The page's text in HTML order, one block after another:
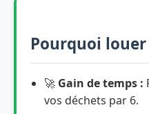
Pourquoi louer
🚀 Gain de temps :
vos déchets par 6.